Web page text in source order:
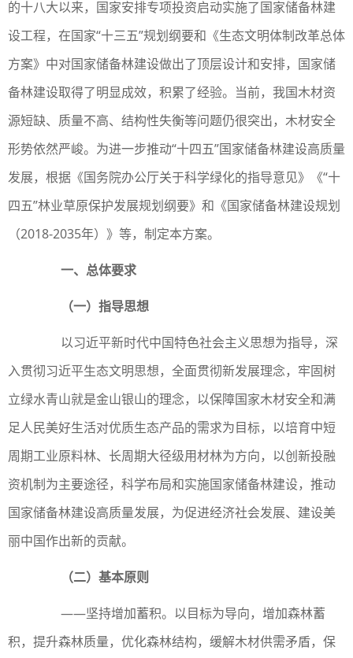
的十八大以来，国家安排专项投资启动实施了国家储备林建
设工程，在国家“十三五”规划纲要和《生态文明体制改革总体
方案》中对国家储备林建设做出了顶层设计和安排，国家储
备林建设取得了明显成效，积累了经验。当前，我国木材资
源短缺、质量不高、结构性失衡等问题仍很突出，木材安全
形势依然严峻。为进一步推动“十四五”国家储备林建设高质量
发展，根据《国务院办公厅关于科学绿化的指导意见》《“十
四五”林业草原保护发展规划纲要》和《国家储备林建设规划
（2018-2035年）》等，制定本方案。
一、总体要求
（一）指导思想
以习近平新时代中国特色社会主义思想为指导，深
入贯彻习近平生态文明思想，全面贯彻新发展理念，牢固树
立绿水青山就是金山银山的理念，以保障国家木材安全和满
足人民美好生活对优质生态产品的需求为目标，以培育中短
周期工业原料林、长周期大径级用材林为方向，以创新投融
资机制为主要途径，科学布局和实施国家储备林建设，推动
国家储备林建设高质量发展，为促进经济社会发展、建设美
丽中国作出新的贡献。
（二）基本原则
——坚持增加蓄积。以目标为导向，增加森林蓄
积，提升森林质量，优化森林结构，缓解木材供需矛盾，保